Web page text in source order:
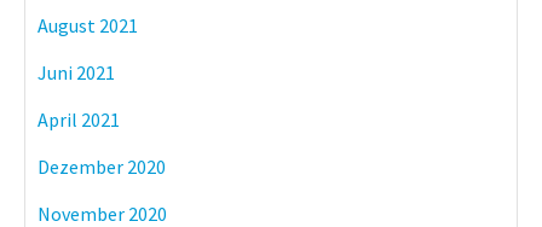
August 2021
Juni 2021
April 2021
Dezember 2020
November 2020